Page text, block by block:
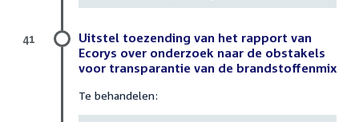
Uitstel toezending van het rapport van
Ecorys over onderzoek naar de obstakels
voor transparantie van de brandstoffenmix
Te behandelen:
41